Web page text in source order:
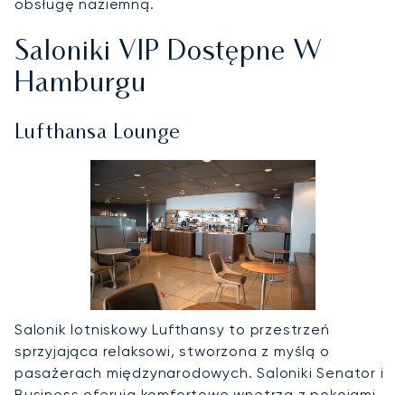
obsługę naziemną.
Saloniki VIP Dostępne W
Hamburgu
Lufthansa Lounge
Salonik lotniskowy Lufthansy to przestrzeń
sprzyjająca relaksowi, stworzona z myślą o
pasażerach międzynarodowych. Saloniki Senator i